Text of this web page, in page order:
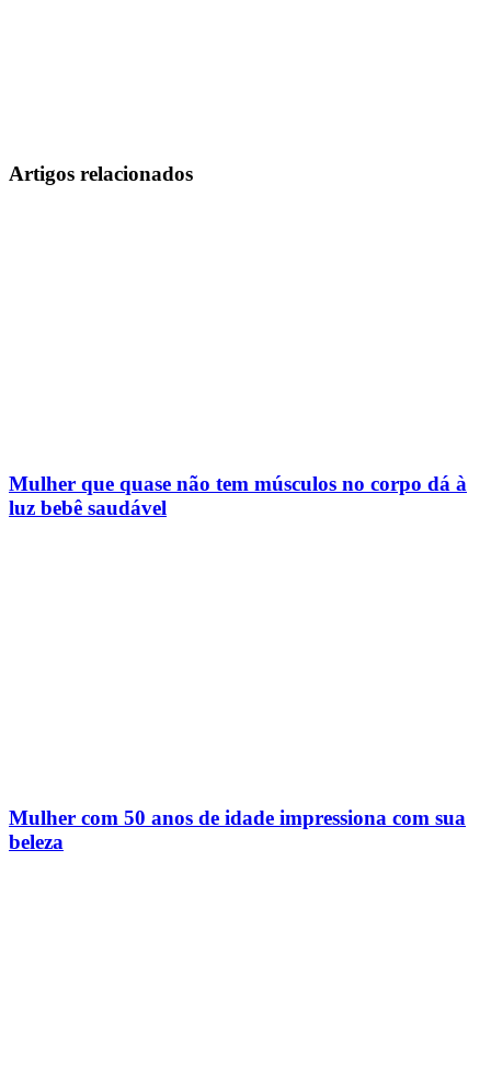
Artigos relacionados
Mulher que quase não tem músculos no corpo dá à
luz bebê saudável
Mulher com 50 anos de idade impressiona com sua
beleza